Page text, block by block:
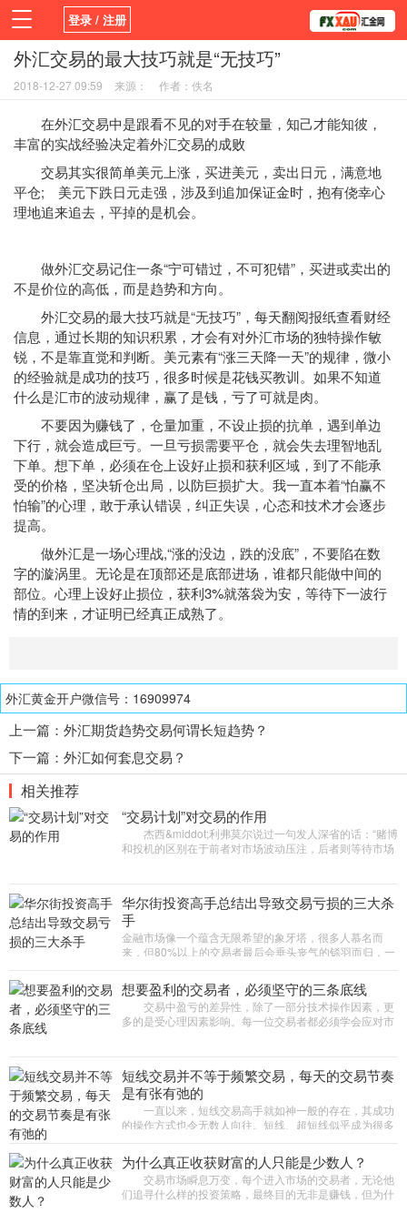
登录 / 注册
首页 新闻 观点 货币
平台
指标EA 书籍
外汇交易的最大技巧就是“无技巧”
2018-12-27 09:59 来源： 作者：佚名
在外汇交易中是跟看不见的对手在较量，知己才能知彼，
丰富的实战经验决定着外汇交易的成败
交易其实很简单美元上涨，买进美元，卖出日元，满意地
平仓; 美元下跌日元走强，涉及到追加保证金时，抱有侥幸心
理地追来追去，平掉的是机会。
做外汇交易记住一条“宁可错过，不可犯错”，买进或卖出的
不是价位的高低，而是趋势和方向。
外汇交易的最大技巧就是“无技巧”，每天翻阅报纸查看财经
信息，通过长期的知识积累，才会有对外汇市场的独特操作敏
锐，不是靠直觉和判断。美元素有“涨三天降一天”的规律，微小
的经验就是成功的技巧，很多时候是花钱买教训。如果不知道
什么是汇市的波动规律，赢了是钱，亏了可就是肉。
不要因为赚钱了，仓量加重，不设止损的抗单，遇到单边
下行，就会造成巨亏。一旦亏损需要平仓，就会失去理智地乱
下单。想下单，必须在仓上设好止损和获利区域，到了不能承
受的价格，坚决斩仓出局，以防巨损扩大。我一直本着“怕赢不
怕输”的心理，敢于承认错误，纠正失误，心态和技术才会逐步
提高。
做外汇是一场心理战,“涨的没边，跌的没底”，不要陷在数
字的漩涡里。无论是在顶部还是底部进场，谁都只能做中间的
部位。心理上设好止损位，获利3%就落袋为安，等待下一波行
情的到来，才证明已经真正成熟了。
外汇黄金开户微信号：16909974
上一篇： 外汇期货趋势交易何谓长短趋势？
下一篇： 外汇如何套息交易？
相关推荐
“交易计划”对交易的作用
杰西&middot;利弗莫尔说过一句发人深省的话：“赌博
和投机的区别在于前者对市场波动压注，后者则等待市场
华尔街投资高手总结出导致交易亏损的三大杀
手
金融市场像一个蕴含无限希望的象牙塔，很多人慕名而
来，但80%以上的交易者最后会垂头丧气的铩羽而归，一
一位曾在“对冲基
想要盈利的交易者，必须坚守的三条底线
交易中盈亏的差异性，除了一部分技术操作因素，更
多的是受心理因素影响。每一位交易者都必须学会应对市
短线交易并不等于频繁交易，每天的交易节奏
是有张有弛的
一直以来，短线交易高手就如神一般的存在，其成功
的操作方式也令无数人向往。短线、超短线似乎成为很多
竞争最激烈、难度
为什么真正收获财富的人只能是少数人？
交易市场瞬息万变，每个进入市场的交易者，无论他
们追寻什么样的投资策略，最终目的无非是赚钱，但为什